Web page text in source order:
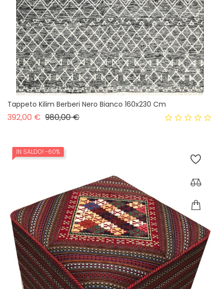
Tappeto Kilim Berberi Nero Bianco 160x230 Cm
392,00 € Prezzo base
980,00 €Prezzo
IN SALDO! -60%